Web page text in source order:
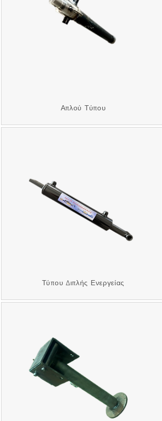
Απλού Τύπου
Τύπου Διπλής Ενεργείας